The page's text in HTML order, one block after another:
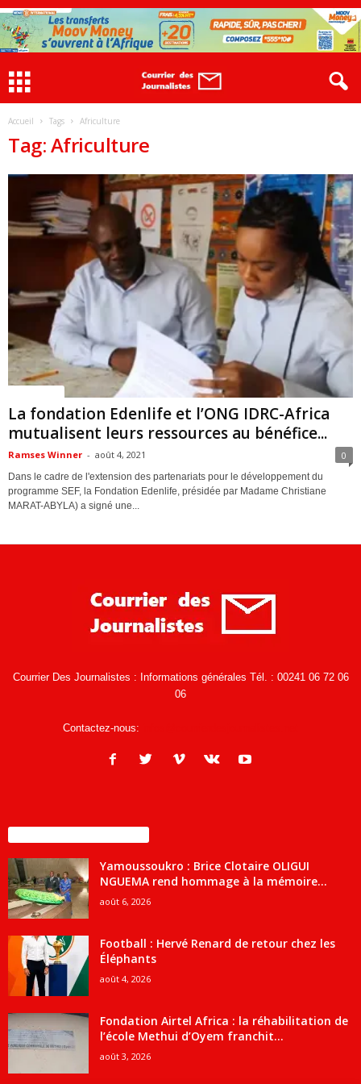
Accueil Tags Africulture
Tag: Africulture
La fondation Edenlife et l’ONG IDRC-Africa
mutualisent leurs ressources au bénéfice...
Ramses Winner - août 4, 2021 0
Dans le cadre de l'extension des partenariats pour le développement du
programme SEF, la Fondation Edenlife, présidée par Madame Christiane
MARAT-ABYLA) a signé une...
Courrier Des Journalistes : Informations générales Tél. : 00241 06 72 06
06
Contactez-nous:
Yamoussoukro : Brice Clotaire OLIGUI
NGUEMA rend hommage à la mémoire...
août 6, 2026
Football : Hervé Renard de retour chez les
Éléphants
août 4, 2026
Fondation Airtel Africa : la réhabilitation de
l’école Methui d’Oyem franchit...
août 3, 2026